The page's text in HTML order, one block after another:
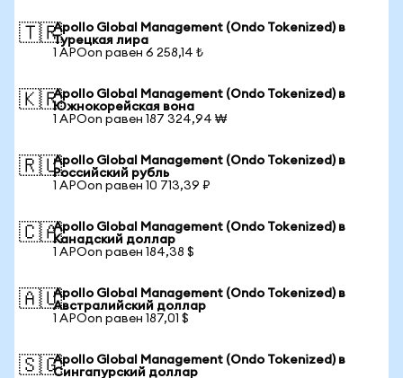
🇹🇷Apollo Global Management (Ondo Tokenized) в
Турецкая лира
1 APOon равен 6 258,14 ₺
🇰🇷Apollo Global Management (Ondo Tokenized) в
Южнокорейская вона
1 APOon равен 187 324,94 ₩
🇷🇺Apollo Global Management (Ondo Tokenized) в
Российский рубль
1 APOon равен 10 713,39 ₽
🇨🇦Apollo Global Management (Ondo Tokenized) в
Канадский доллар
1 APOon равен 184,38 $
🇦🇺Apollo Global Management (Ondo Tokenized) в
Австралийский доллар
1 APOon равен 187,01 $
🇸🇬Apollo Global Management (Ondo Tokenized) в
Сингапурский доллар